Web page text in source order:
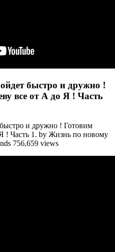
быстро и дружно !
все от А до Я ! Часть
и дружно ! Готовим
! Часть 1. by Жизнь по новому
756,659 views